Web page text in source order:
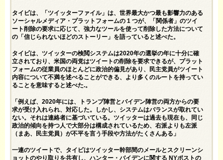
タイビは、「ツイッターファイル」は、世界最大かつ最も影響力のある
ソーシャルメディア・プラットフォームの 1 つが、「関係者」のツイ
ート削除の要求に応じて、強力なツールを使って削除した方法について
の「信じられないほどのストーリー」を語っていると述べた。
タイビは、ツイッターの検閲システムは2020年の選挙の年に十分に確
立されており、米国の両党はツイートの削除を要求できるが、プラット
フォームの従業員のほとんどに政治的偏見があり、民主党員がツイート
内容について不満を述べることができる、より多くのルートを持ってい
ることを意味すると述べた.。
「例えば、2020年には、トランプ陣営とバイデン陣営の両方からの要
求が受け入れられ、対応した。しかし、システムはバランスが取れてい
ない。それは連絡者に基づいている。ツイッターは過去も現在も、同じ
政治的傾向を持つ人で大部分は構成されているため、右派よりも左派
（まあ、民主党員）が不平を言う手段や方法がたくさんある」
一連のツイートで、タイビはツイッター幹部間のメールとスクリーンシ
ョットのやり取りを共有し、ハンター・バイデンに関する NYポストの